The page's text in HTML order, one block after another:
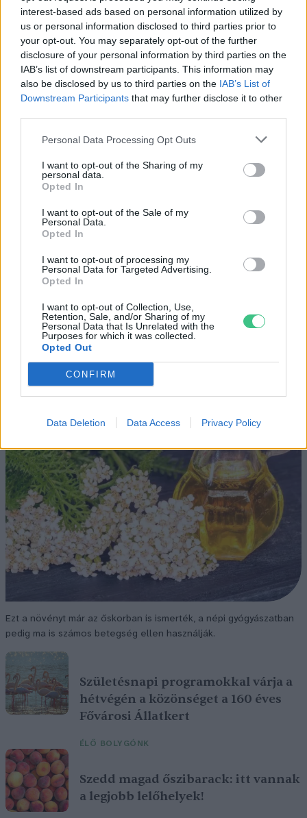
interest-based ads based on personal information utilized by
us or personal information disclosed to third parties prior to
your opt-out. You may separately opt-out of the further
disclosure of your personal information by third parties on the
IAB’s list of downstream participants. This information may
also be disclosed by us to third parties on the IAB’s List of
Downstream Participants that may further disclose it to other
Personal Data Processing Opt Outs
I want to opt-out of the Sharing of my
personal data.
Opted In
I want to opt-out of the Sale of my
Personal Data.
Opted In
I want to opt-out of processing my
Personal Data for Targeted Advertising.
Opted In
I want to opt-out of Collection, Use,
Retention, Sale, and/or Sharing of my
Personal Data that Is Unrelated with the
Purposes for which it was collected.
Opted Out
CONFIRM
Data Deletion Data Access Privacy Policy
„Mindegy már, hogy milyen
Holnapután
Greendex 55:58
Greendex
Cickafark – Az évezredek óta
ismert gyógynövény
Ezt a növényt már az őskorban is ismerték, a népi gyógyászatban
pedig ma is számos betegség ellen használják.
Születésnapi programokkal várja a
hétvégén a közönséget a 160 éves
Fővárosi Állatkert
ÉLŐ BOLYGÓNK
Szedd magad őszibarack: itt vannak
a legjobb lelőhelyek!